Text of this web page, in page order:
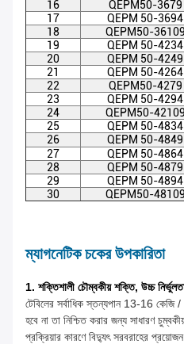
16 QEPM50-3679
17
QEPM 50-3694
18
QEPM50-36109
19
QEPM 50-4234
20
QEPM 50-4249
21
QEPM 50-4264
22
QEPM50-4279
23
QEPM 50-4294
24
QEPM50-42109
25
QEPM 50-4834
26
QEPM 50-4849
27
QEPM 50-4864
28
QEPM 50-4879
29
QEPM 50-4894
30
QEPM50-48109
ম্যাগনেটিক চকের উপকারিতা
1. শক্তিশালী চৌম্বকীয় শক্তি, উচ্চ
টেবিলের সর্বাধিক স্তন্যপান 13-16 কেজি /
হবে না তা নিশ্চিত করার জন্য সাধারণ
প্রক্রিয়ার কারণে বিদ্যুৎ সরবরাহের